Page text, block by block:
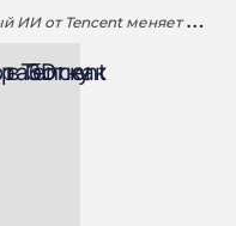
меняет разработку игр